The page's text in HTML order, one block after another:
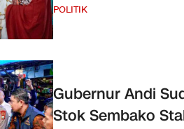
POLITIK
Gubernur Andi
Stok Sembako